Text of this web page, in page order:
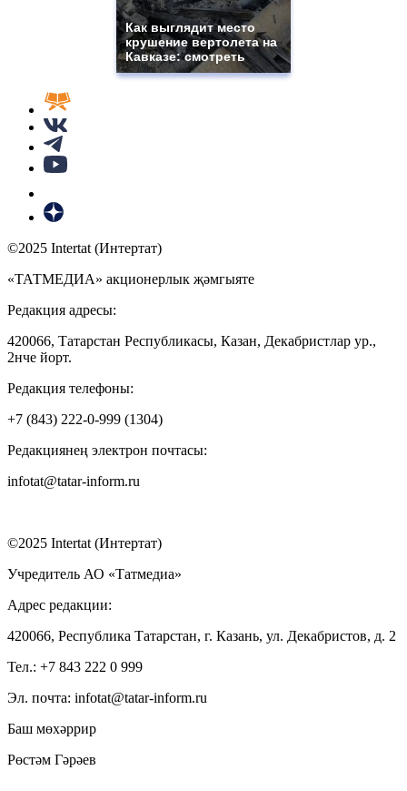
Как выглядит место
крушение вертолета на
Кавказе: смотреть
©2025 Intertat (Интертат)
«ТАТМЕДИА» акционерлык җәмгыяте
Редакция адресы:
420066, Татарстан Республикасы, Казан, Декабристлар ур.,
2нче йорт.
Редакция телефоны:
+7 (843) 222-0-999 (1304)
Редакциянең электрон почтасы:
infotat@tatar-inform.ru
©2025 Intertat (Интертат)
Учредитель АО «Татмедиа»
Адрес редакции:
420066, Республика Татарстан, г. Казань, ул. Декабристов, д. 2
Тел.: +7 843 222 0 999
Эл. почта: infotat@tatar-inform.ru
Баш мөхәррир
Рөстәм Гәрәев